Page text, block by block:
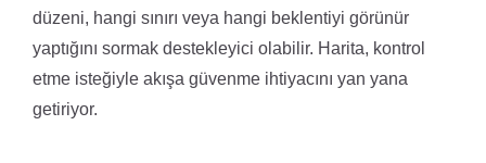
düzeni, hangi sınırı veya hangi beklentiyi görünür
yaptığını sormak destekleyici olabilir. Harita, kontrol
etme isteğiyle akışa güvenme ihtiyacını yan yana
getiriyor.